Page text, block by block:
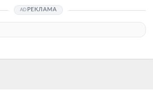
РЕКЛАМА